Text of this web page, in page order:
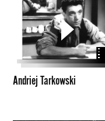
Tarkowski
Andriej Tarkowski